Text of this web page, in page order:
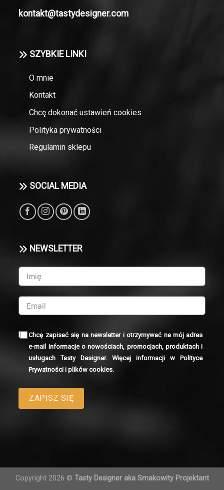
kontakt@tastydesigner.com
SZYBKIE LINKI
O mnie
Kontakt
Chcę dokonać ustawień cookies
Polityka prywatności
Regulamin sklepu
SOCIAL MEDIA
NEWSLETTER
Chcę zapisać się na newsletter i otrzymywać na mój adres
e-mail informacje o nowościach, promocjach, produktach i
usługach Tasty Designer. Więcej informacji w Polityce
Prywatności i plików cookies.
ZAPISZ SIĘ
Copyright 2026 © Tasty Designer aka Smakowity Projektant